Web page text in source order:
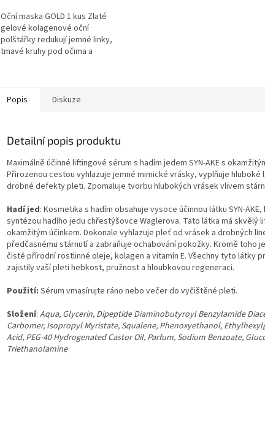
Oční maska GOLD 1 kus Zlaté
gelové kolagenové oční
polštářky redukují jemné linky,
tmavé kruhy pod očima a
Popis Diskuze
Detailní popis produktu
Maximálně účinné liftingové sérum s hadím jedem SYN-AKE s
Přirozenou cestou vyhlazuje jemné mimické vrásky, vyplňuje hluboké
drobné defekty pleti. Zpomaluje tvorbu hlubokých vrásek vlivem
Hadí jed: Kosmetika s hadím obsahuje vysoce účinnou látku SYN-
syntézou hadího jedu chřestýšovce Waglerova. Tato látka má skvělý
okamžitým účinkem. Dokonale vyhlazuje pleť od vrásek a drobných
předčasnému stárnutí a zabraňuje ochabování pokožky. Kromě toho
čisté přírodní rostlinné oleje, kolagen a vitamín E. Všechny tyto látky
zajistily vaší pleti hebkost, pružnost a hloubkovou regeneraci.
Použití: Sérum vmasírujte ráno nebo večer do vyčištěné pleti.
Složení: Aqua, Glycerin, Dipeptide Diaminobutyroyl Benzylamide
Carbomer, Isopropyl Myristate, Squalene, Phenoxyethanol,
Acid, PEG-40 Hydrogenated Castor Oil, Parfum, Sodium Benzoate,
Triethanolamine